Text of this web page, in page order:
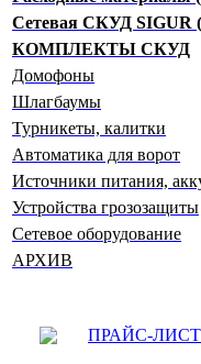
Сетевая СКУД SIGUR
КОМПЛЕКТЫ СКУД
Домофоны
Шлагбаумы
Турникеты, калитки
Автоматика для ворот
Источники питания,
Устройства грозозащиты
Сетевое оборудование
АРХИВ
ПРАЙС-ЛИСТ